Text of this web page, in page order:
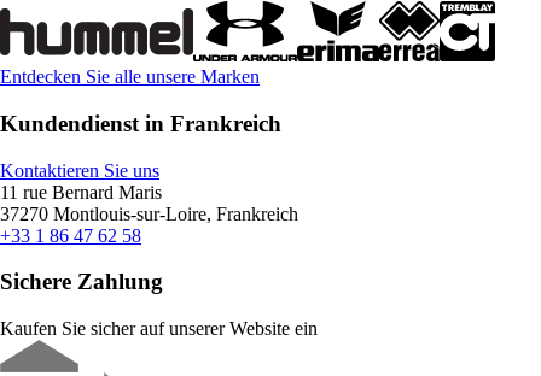
Entdecken Sie alle unsere Marken
Kundendienst in Frankreich
Kontaktieren Sie uns
11 rue Bernard Maris
37270 Montlouis-sur-Loire, Frankreich
+33 1 86 47 62 58
Sichere Zahlung
Kaufen Sie sicher auf unserer Website ein